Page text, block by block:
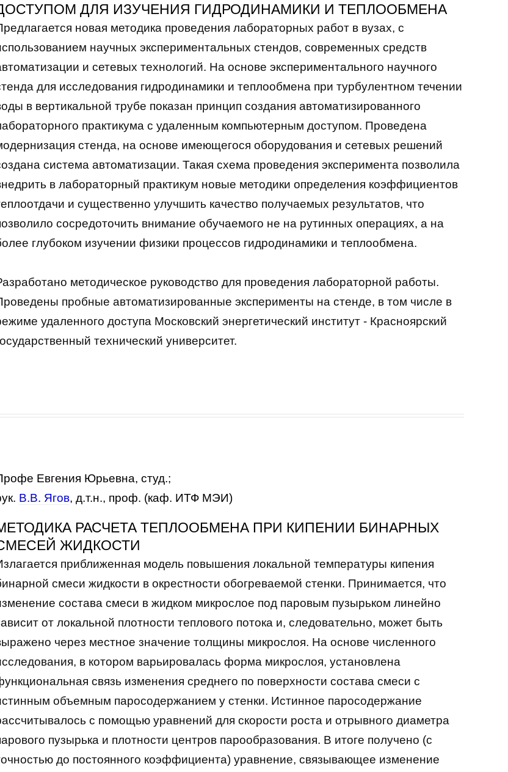
ДЛЯ ИЗУЧЕНИЯ ГИДРОДИНАМИКИ И ТЕПЛООБМЕНА
новая методика проведения лабораторных работ в вузах, с
научных экспериментальных стендов, современных средств
и сетевых технологий. На основе экспериментального научного
для исследования гидродинамики и теплообмена при турбулентном течении
в вертикальной трубе показан принцип создания автоматизированного
практикума с удаленным компьютерным доступом. Проведена
стенда, на основе имеющегося оборудования и сетевых решений
система автоматизации. Такая схема проведения эксперимента позволила
в лабораторный практикум новые методики определения коэффициентов
и существенно улучшить качество получаемых результатов, что
сосредоточить внимание обучаемого не на рутинных операциях, а на
глубоком изучении физики процессов гидродинамики и теплообмена.
методическое руководство для проведения лабораторной работы.
пробные автоматизированные эксперименты на стенде, в том числе в
удаленного доступа Московский энергетический институт - Красноярский
технический университет.
Евгения Юрьевна, студ.;
В.В. Ягов, д.т.н., проф. (каф. ИТФ МЭИ)
РАСЧЕТА ТЕПЛООБМЕНА ПРИ КИПЕНИИ БИНАРНЫХ
ЖИДКОСТИ
приближенная модель повышения локальной температуры кипения
смеси жидкости в окрестности обогреваемой стенки. Принимается, что
состава смеси в жидком микрослое под паровым пузырьком линейно
от локальной плотности теплового потока и, следовательно, может быть
через местное значение толщины микрослоя. На основе численного
в котором варьировалась форма микрослоя, установлена
связь изменения среднего по поверхности состава смеси с
объемным паросодержанием у стенки. Истинное паросодержание
с помощью уравнений для скорости роста и отрывного диаметра
пузырька и плотности центров парообразования. В итоге получено (с
до постоянного коэффициента) уравнение, связывающее изменение